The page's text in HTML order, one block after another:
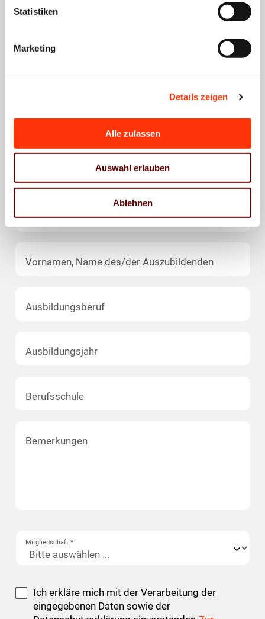
Statistiken
Marketing
Details zeigen
Alle zulassen
Auswahl erlauben
Ablehnen
Telefonnummer *
E-Mail *
Vornamen, Name des/der Auszubildenden
Ausbildungsberuf
Ausbildungsjahr
Berufsschule
Bemerkungen
Mitgliedschaft *
Ich erkläre mich mit der Verarbeitung der
eingegebenen Daten sowie der